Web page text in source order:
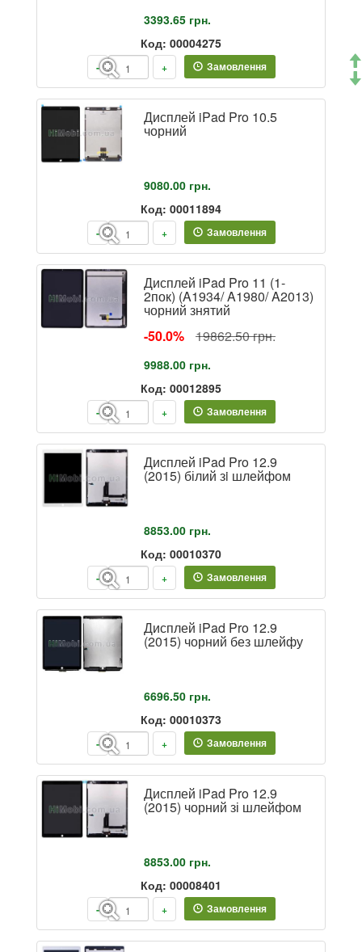
3393.65 грн.
Код: 00004275
- + Замовлення
Дисплей iPad Pro 10.5
чорний
9080.00 грн.
Код: 00011894
- + Замовлення
Дисплей iPad Pro 11 (1-
2пок) (A1934/ A1980/ A2013)
чорний знятий
-50.0%
19862.50 грн.
9988.00 грн.
Код: 00012895
- + Замовлення
Дисплей iPad Pro 12.9
(2015) білий зi шлейфом
8853.00 грн.
Код: 00010370
- + Замовлення
Дисплей iPad Pro 12.9
(2015) чорний без шлейфу
6696.50 грн.
Код: 00010373
- + Замовлення
Дисплей iPad Pro 12.9
(2015) чорний зі шлейфом
8853.00 грн.
Код: 00008401
- + Замовлення